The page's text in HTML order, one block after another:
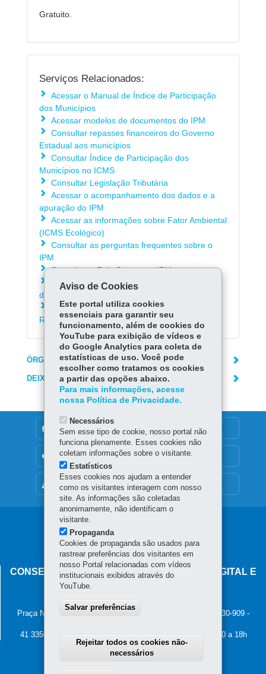
Gratuito.
Serviços Relacionados:
Acessar o Manual de Índice de Participação
dos Municípios
Acessar modelos de documentos do IPM
Consultar repasses financeiros do Governo
Estadual aos municípios
Consultar Índice de Participação dos
Municípios no ICMS
Consultar Legislação Tributária
Acessar o acompanhamento dos dados e a
apuração do IPM
Acessar as informações sobre Fator Ambiental
(ICMS Ecológico)
Consultar as perguntas frequentes sobre o
IPM
Consultar o Fale Conosco - IPM
Consultar os procedimentos para a obtenção
do Valor Adicionado relativo ao ano-base 2025
Acessar o Manual e-Protocolo para
Recursos/Impugnações ao IPM Provisório
ÓRGÃO RESPONSÁVEL
DEIXE SUA OPINIÃO
MAPA DO SITE
DENUNCIE CORRUPÇÃO
OUVIDORIA
Navegação
principal
CONSELHO ESTADUAL DE GOVERNANÇA DIGITAL E
SEGURANÇA DA INFORMAÇÃO
Palácio Iguaçu
Praça Nossa Senhora de Salette, s/n - Centro Cívico
80.530-909 -
41 3350-2400 - Horário de atendimento: 8h30 a 12h e 13h30 a 18h
Aviso de Cookies
Este portal utiliza cookies
essenciais para garantir seu
funcionamento, além de cookies do
YouTube para exibição de vídeos e
do Google Analytics para coleta de
estatísticas de uso. Você pode
escolher como tratamos os cookies
a partir das opções abaixo.
Para mais informações, acesse
nossa Política de Privacidade.
Necessários
Sem esse tipo de cookie, nosso portal não
funciona plenamente. Esses cookies não
coletam informações sobre o visitante.
Estatísticos
Esses cookies nos ajudam a entender
como os visitantes interagem com nosso
site. As informações são coletadas
anonimamente, não identificam o
visitante.
Propaganda
Cookies de propaganda são usados para
rastrear preferências dos visitantes em
nosso Portal relacionadas com vídeos
institucionais exibidos através do
YouTube.
Salvar preferências
Rejeitar todos os cookies não-
necessários